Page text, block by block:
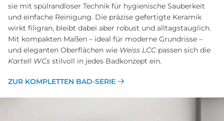
sie mit spülrandloser Technik für hygienische Sauberkeit
und einfache Reinigung. Die präzise gefertigte Keramik
wirkt filigran, bleibt dabei aber robust und alltagstauglich.
Mit kompakten Maßen – ideal für moderne Grundrisse –
und eleganten Oberflächen wie Weiss LCC passen sich die
Kartell WCs stilvoll in jedes Badkonzept ein.
ZUR KOMPLETTEN BAD-SERIE